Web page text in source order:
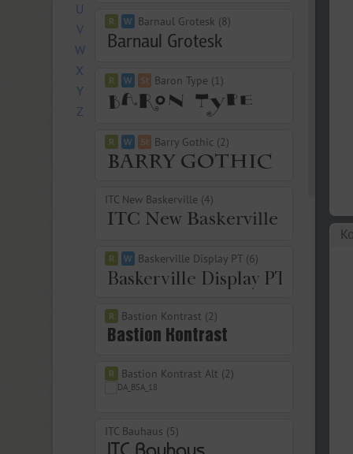
U
V
W
X
Y
Z
Barnaul Grotesk (8)
Baron Type (1)
Barry Gothic (2)
ITC New Baskerville (4)
Baskerville Display PT (6)
Bastion Kontrast (2)
Bastion Kontrast Alt (2)
ITC Bauhaus (5)